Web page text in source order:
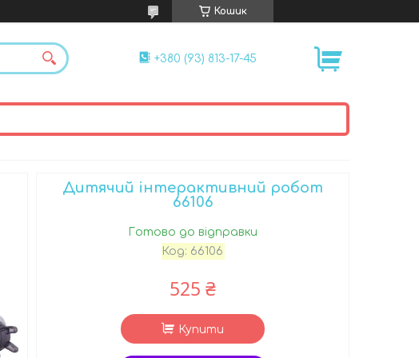
Кошик
+380 (93) 813-17-45
Дитячий інтерактивний робот
66106
Готово до відправки
Код: 66106
525 ₴
Купити